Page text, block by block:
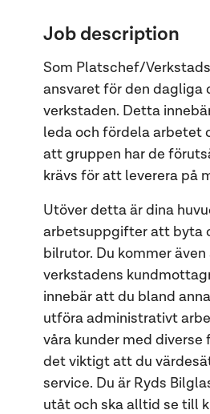
Job description
Som Platschef/
ansvaret för den dagliga
verkstaden. Detta
leda och fördela arbetet
att gruppen har de
krävs för att leverera på
Utöver detta är dina
arbetsuppgifter att byta
bilrutor. Du kommer även
verkstadens
innebär att du bland
utföra administrativt
våra kunder med diverse
det viktigt att du
service. Du är Ryds
utåt och ska alltid se till